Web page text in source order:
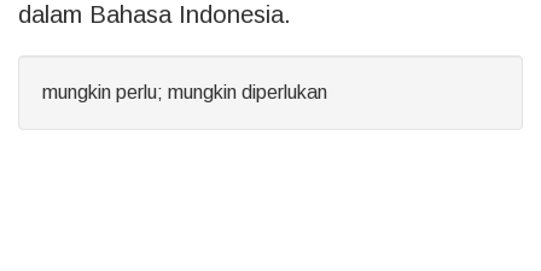
dalam Bahasa Indonesia.
mungkin perlu; mungkin diperlukan